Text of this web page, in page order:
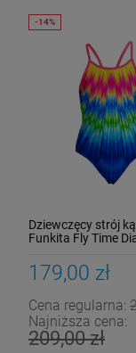
Strój
Dziewczęcy strój
Funkita Fly Time
179,00 zł
Cena regularna:
Najniższa cena:
209,00 zł